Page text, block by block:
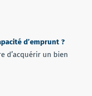
d’emprunt ?
d’acquérir un bien